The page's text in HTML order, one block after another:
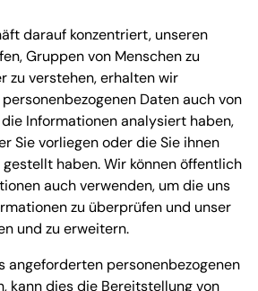
darauf konzentriert, unseren
Gruppen von Menschen zu
zu verstehen, erhalten wir
Daten auch von
Informationen analysiert haben,
Sie vorliegen oder die Sie ihnen
haben. Wir können öffentlich
auch verwenden, um die uns
zu überprüfen und unser
und zu erweitern.
angeforderten personenbezogenen
kann dies die Bereitstellung von